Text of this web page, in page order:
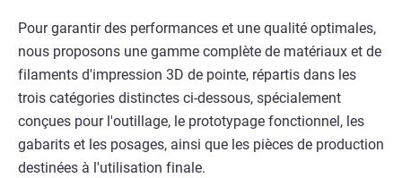
Pour garantir des performances et une qualité optimales,
nous proposons une gamme complète de matériaux et de
filaments d'impression 3D de pointe, répartis dans les
trois catégories distinctes ci-dessous, spécialement
conçues pour l'outillage, le prototypage fonctionnel, les
gabarits et les posages, ainsi que les pièces de production
destinées à l'utilisation finale.